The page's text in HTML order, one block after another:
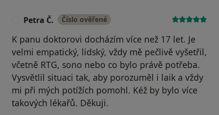
Petra Č. Číslo ověřené
K panu doktorovi docházím více než 17 let. Je
velmi empatický, lidský, vždy mě pečlivě vyšetřil,
včetně RTG, sono nebo co bylo právě potřeba.
Vysvětlil situaci tak, aby porozuměl i laik a vždy
mi při mých potížích pomohl. Kéž by bylo více
takových lékařů. Děkuji.